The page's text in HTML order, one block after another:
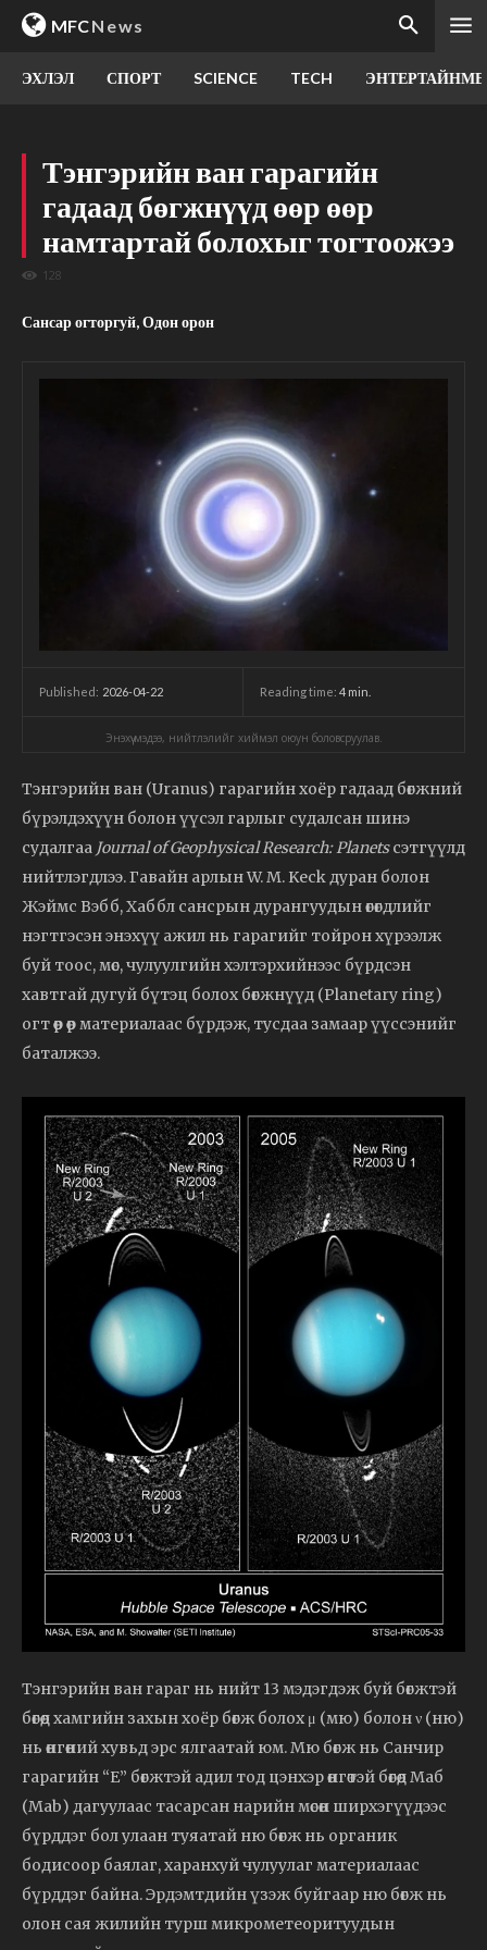
MFCNews
ЭХЛЭЛ СПОРТ SCIENCE TECH
Тэнгэрийн ван гарагийн
гадаад бөгжнүүд өөр өөр
намтартай болохыг тогтоожээ
128
Сансар огторгуй, Одон орон
Published: 2026-04-22 Reading time: 4 min.
Энэхүү мэдээ, нийтлэлийг хиймэл оюун боловсруулав.
Тэнгэрийн ван (Uranus) гарагийн хоёр гадаад бөгжний
бүрэлдэхүүн болон үүсэл гарлыг судалсан шинэ
судалгаа Journal of Geophysical Research: Planetsсэтгүүлд
нийтлэгдлээ. Гавайн арлын W. M. Keck дуран болон
Жэймс Вэбб, Хаббл сансрын дурангуудын өгөгдлийг
нэгтгэсэн энэхүү ажил нь гарагийг тойрон хүрээлж
буй тоос, мөс, чулуулгийн хэлтэрхийнээс бүрдсэн
хавтгай дугуй бүтэц болох бөгжнүүд (Planetary ring)
огт өөр өөр материалаас бүрдэж, тусдаа замаар үүссэнийг
баталжээ.
Тэнгэрийн ван гараг нь нийт 13 мэдэгдэж буй бөгжтэй
бөгөөд хамгийн захын хоёр бөгж болох μ (мю) болон ν (ню)
нь өнгөний хувьд эрс ялгаатай юм. Мю бөгж нь Санчир
гарагийн “E” бөгжтэй адил тод цэнхэр өнгөтэй бөгөөд Маб
(Mab) дагуулаас тасарсан нарийн мөсөн ширхэгүүдээс
бүрддэг бол улаан туяатай ню бөгж нь органик
бодисоор баялаг, харанхуй чулуулаг материалаас
бүрддэг байна. Эрдэмтдийн үзэж буйгаар ню бөгж нь
олон сая жилийн турш микрометеоритуудын